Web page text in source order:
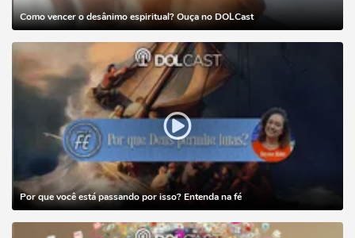
Como vencer o desânimo espiritual? Ouça no DOLCast
Por que você está passando por isso? Entenda na fé